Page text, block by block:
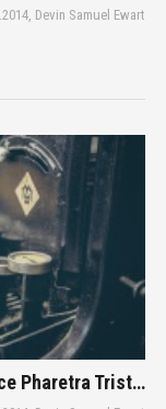
Devin Samuel Ewart
Pharetra Trist…